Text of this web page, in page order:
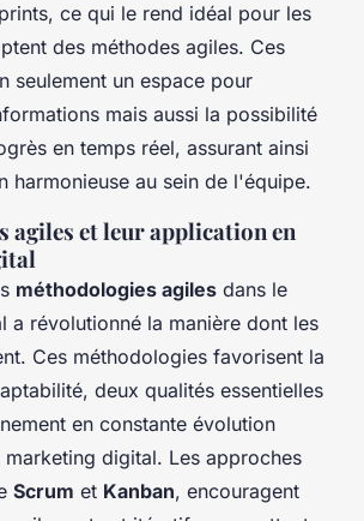
ce qui le rend idéal pour les
des méthodes agiles. Ces
seulement un espace pour
mais aussi la possibilité
en temps réel, assurant ainsi
harmonieuse au sein de l'équipe.
agiles et leur application en
méthodologies agiles dans le
a révolutionné la manière dont les
Ces méthodologies favorisent la
deux qualités essentielles
en constante évolution
digital. Les approches
Scrum et Kanban, encouragent